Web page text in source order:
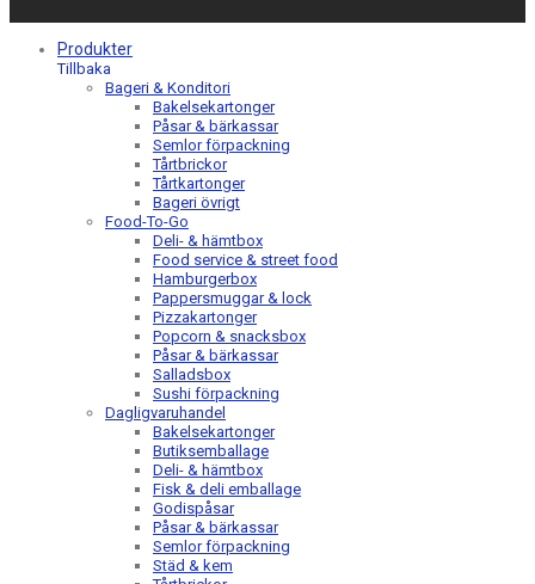
Produkter
Tillbaka
Bageri & Konditori
Bakelsekartonger
Påsar & bärkassar
Semlor förpackning
Tårtbrickor
Tårtkartonger
Bageri övrigt
Food-To-Go
Deli- & hämtbox
Food service & street food
Hamburgerbox
Pappersmuggar & lock
Pizzakartonger
Popcorn & snacksbox
Påsar & bärkassar
Salladsbox
Sushi förpackning
Dagligvaruhandel
Bakelsekartonger
Butiksemballage
Deli- & hämtbox
Fisk & deli emballage
Godispåsar
Påsar & bärkassar
Semlor förpackning
Städ & kem